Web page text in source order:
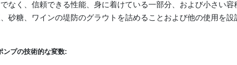
なく、信頼できる性能、身に着けている一部分、および小さい
砂糖、ワインの堤防のグラウトを詰めることおよび他の使用を
ンプの技術的な変数: